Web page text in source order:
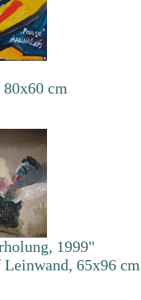
cm
1999"
65x96 cm